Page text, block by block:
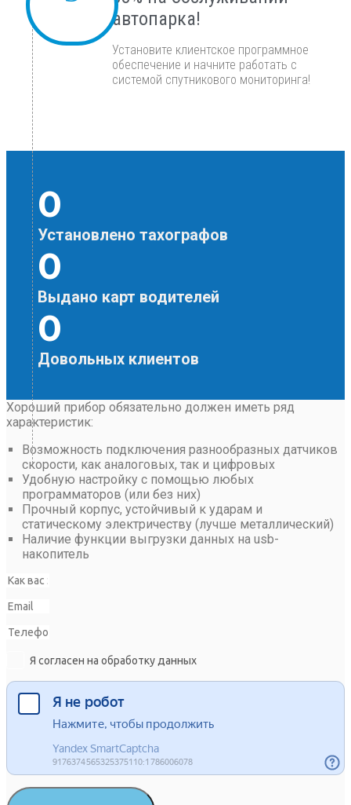
автопарка!
Установите клиентское программное
обеспечение и начните работать с
системой спутникового мониторинга!
0
Установлено тахографов
0
Выдано карт водителей
0
Довольных клиентов
Хороший прибор обязательно должен иметь ряд
характеристик:
Возможность подключения разнообразных датчиков
скорости, как аналоговых, так и цифровых
Удобную настройку с помощью любых
программаторов (или без них)
Прочный корпус, устойчивый к ударам и
статическому электричеству (лучше металлический)
Наличие функции выгрузки данных на usb-
накопитель
Я согласен на обработку данных